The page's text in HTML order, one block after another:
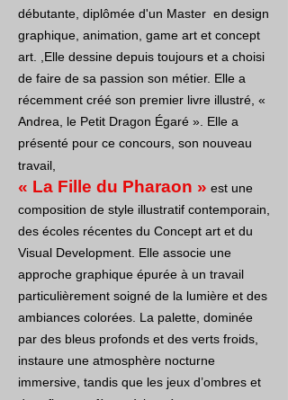
débutante, diplômée d'un Master en design
graphique, animation, game art et concept
art. ,Elle dessine depuis toujours et a choisi
de faire de sa passion son métier. Elle a
récemment créé son premier livre illustré, «
Andrea, le Petit Dragon Égaré ». Elle a
présenté pour ce concours, son nouveau
travail,
« La Fille du Pharaon » est une
composition de style illustratif contemporain,
des écoles récentes du Concept art et du
Visual Development. Elle associe une
approche graphique épurée à un travail
particulièrement soigné de la lumière et des
ambiances colorées. La palette, dominée
par des bleus profonds et des verts froids,
instaure une atmosphère nocturne
immersive, tandis que les jeux d’ombres et